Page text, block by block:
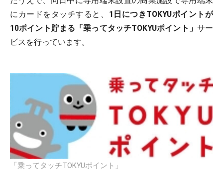
にカードをタッチすると、 1日につきTOKYUポイントが
10ポイント貯まる 「乗ってタッチTOKYUポイント」 サー
ビスを行っています。
「乗ってタッチTOKYUポイント」